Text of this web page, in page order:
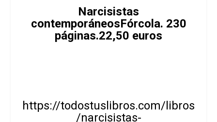
Narcisistas
contemporáneosFórcola. 230
páginas.22,50 euros
https://todostuslibros.com/libros
/narcisistas-